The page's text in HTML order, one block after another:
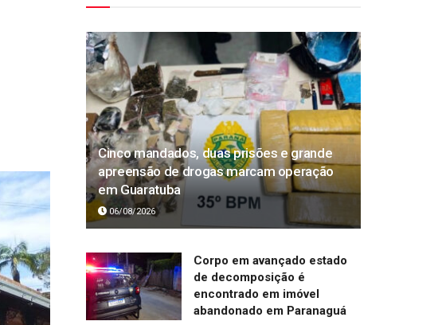
Cinco mandados, duas prisões e grande
apreensão de drogas marcam operação
em Guaratuba
06/08/2026
Corpo em avançado estado
de decomposição é
encontrado em imóvel
abandonado em Paranaguá